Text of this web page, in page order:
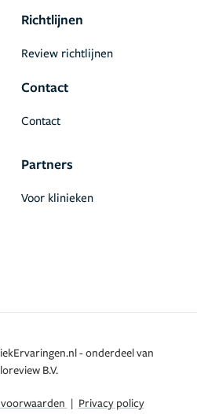
Richtlijnen
Review richtlijnen
Contact
Contact
Partners
Voor klinieken
- onderdeel van
B.V.
| Privacy policy